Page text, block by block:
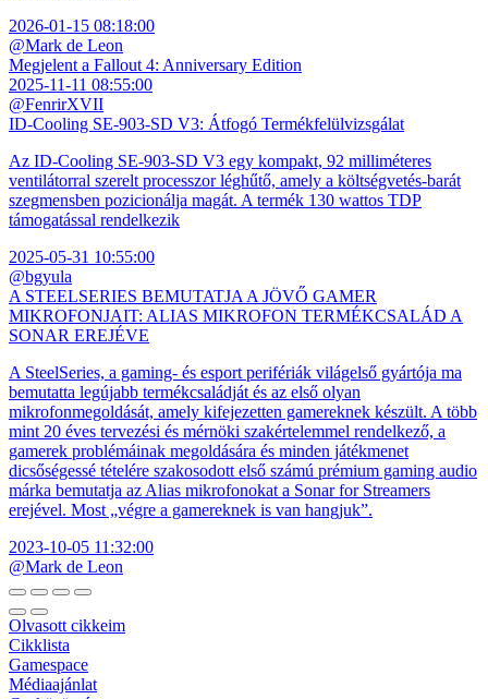
2026-01-15 08:18:00
@Mark de Leon
Megjelent a Fallout 4: Anniversary Edition
2025-11-11 08:55:00
@FenrirXVII
ID-Cooling SE-903-SD V3: Átfogó Termékfelülvizsgálat
Az ID-Cooling SE-903-SD V3 egy kompakt, 92 milliméteres
ventilátorral szerelt processzor léghűtő, amely a költségvetés-barát
szegmensben pozicionálja magát. A termék 130 wattos TDP
támogatással rendelkezik
2025-05-31 10:55:00
@bgyula
A STEELSERIES BEMUTATJA A JÖVŐ GAMER
MIKROFONJAIT: ALIAS MIKROFON TERMÉKCSALÁD A
SONAR EREJÉVE
A SteelSeries, a gaming- és esport perifériák világelső gyártója ma
bemutatta legújabb termékcsaládját és az első olyan
mikrofonmegoldását, amely kifejezetten gamereknek készült. A több
mint 20 éves tervezési és mérnöki szakértelemmel rendelkező, a
gamerek problémáinak megoldására és minden játékmenet
dicsőségessé tételére szakosodott első számú prémium gaming audio
márka bemutatja az Alias mikrofonokat a Sonar for Streamers
erejével. Most „végre a gamereknek is van hangjuk”.
2023-10-05 11:32:00
@Mark de Leon
Olvasott cikkeim
Cikklista
Gamespace
Médiaajánlat